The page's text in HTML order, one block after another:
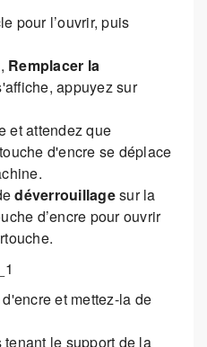
pour l’ouvrir, puis
Remplacer la
appuyez sur
et attendez que
d'encre se déplace
déverrouillagesur la
d’encre pour ouvrir
et mettez-la de
le support de la